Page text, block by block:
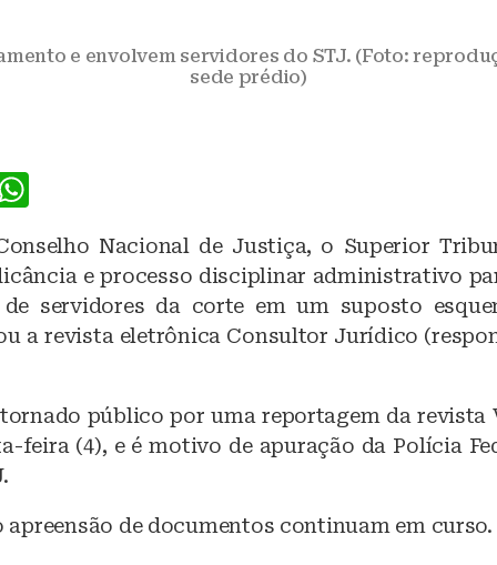
e envolvem servidores do STJ. (Foto:
sede prédio)
at
s
A
p
Nacional de Justiça, o Superior
e processo disciplinar administrativo
servidores da corte em um suposto
a revista eletrônica Consultor Jurídico
público por uma reportagem da revista
feira (4), e é motivo de apuração da Polícia
apreensão de documentos continuam em curso.